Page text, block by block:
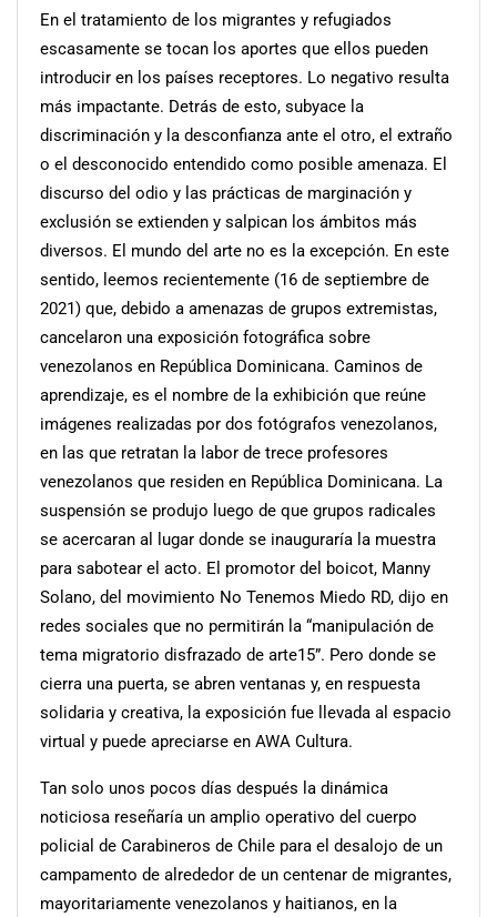
En el tratamiento de los migrantes y refugiados
escasamente se tocan los aportes que ellos pueden
introducir en los países receptores. Lo negativo resulta
más impactante. Detrás de esto, subyace la
discriminación y la desconfianza ante el otro, el extraño
o el desconocido entendido como posible amenaza. El
discurso del odio y las prácticas de marginación y
exclusión se extienden y salpican los ámbitos más
diversos. El mundo del arte no es la excepción. En este
sentido, leemos recientemente (16 de septiembre de
2021) que, debido a amenazas de grupos extremistas,
cancelaron una exposición fotográfica sobre
venezolanos en República Dominicana. Caminos de
aprendizaje, es el nombre de la exhibición que reúne
imágenes realizadas por dos fotógrafos venezolanos,
en las que retratan la labor de trece profesores
venezolanos que residen en República Dominicana. La
suspensión se produjo luego de que grupos radicales
se acercaran al lugar donde se inauguraría la muestra
para sabotear el acto. El promotor del boicot, Manny
Solano, del movimiento No Tenemos Miedo RD, dijo en
redes sociales que no permitirán la “manipulación de
tema migratorio disfrazado de arte15”. Pero donde se
cierra una puerta, se abren ventanas y, en respuesta
solidaria y creativa, la exposición fue llevada al espacio
virtual y puede apreciarse en AWA Cultura.
Tan solo unos pocos días después la dinámica
noticiosa reseñaría un amplio operativo del cuerpo
policial de Carabineros de Chile para el desalojo de un
campamento de alrededor de un centenar de migrantes,
mayoritariamente venezolanos y haitianos, en la